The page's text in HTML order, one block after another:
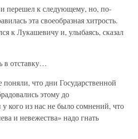
и перешел к следующему, но, по-
эта своеобразная хитрость.
к Лукашевичу и, улыбаясь, сказал
в отставку…
что дни Государственной
этому до
кого из нас не было сомнений, что
и невежества» надо гнать